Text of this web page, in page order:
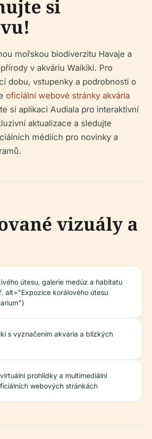
si
mořskou biodiverzitu Havaje a
v akváriu Waikiki. Pro
dobu, vstupenky a podrobnosti o
oficiální webové stránky akvária
si aplikaci Audiala pro interaktivní
aktualizace a sledujte
médiích pro novinky a
vizuály a
útesu, galerie medúz a habitatu
alt="Expozice korálového útesu
s vyznačením akvária a blízkých
prohlídky a multimediální
webových stránkách